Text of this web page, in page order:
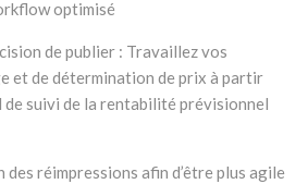
optimisé
de publier : Travaillez vos
et de détermination de prix à partir
de suivi de la rentabilité prévisionnel
réimpressions afin d’être plus agile